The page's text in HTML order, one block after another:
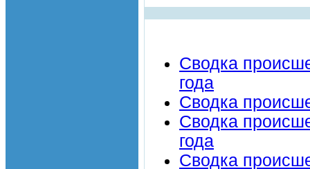
Сводка
года
Сводка
Сводка
года
Сводка